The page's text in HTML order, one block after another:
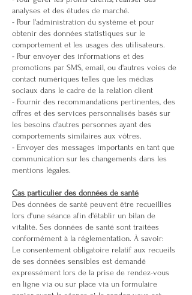
analyses et des études de marché.
- Pour l'administration du système et pour
obtenir des données statistiques sur le
comportement et les usages des utilisateurs.
- Pour envoyer des informations et des
promotions par SMS, email, ou d'autres voies de
contact numériques telles que les médias
sociaux dans le cadre de la relation client
- Fournir des recommandations pertinentes, des
offres et des services personnalisés basés sur
les besoins d'autres personnes ayant des
comportements similaires aux vôtres.
- Envoyer des messages importants en tant que
communication sur les changements dans les
mentions légales.
Cas particulier des données de santé
Des données de santé peuvent être recueillies
lors d'une séance afin d'établir un bilan de
vitalité. Ses données de santé sont traitées
conformément à la réglementation. À savoir:
Le consentement obligatoire relatif aux recueils
de ses données sensibles est demandé
expressément lors de la prise de rendez-vous
en ligne via ou sur place via un formulaire